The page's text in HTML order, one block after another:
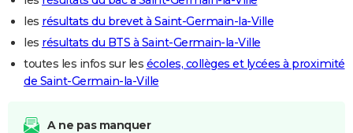
les résultats du brevet à Saint-Germain-la-Ville
les résultats du BTS à Saint-Germain-la-Ville
toutes les infos sur les écoles, collèges et lycées à proximité
de Saint-Germain-la-Ville
A ne pas manquer